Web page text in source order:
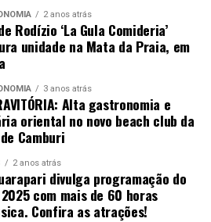
Pelissari
na CASACOR ES 2026
de agosto
(Voz e Sax) | 19h
(Voz e Violão) | 19h
Fábio Calazans (Voz e Violão) |
da CASACOR ES 2026
2 anos atrás
Rodízio ‘La Gula Comideria’
unidade na Mata da Praia, em
3 anos atrás
Alta gastronomia e
oriental no novo beach club da
Camburi
2 anos atrás
divulga programação do
com mais de 60 horas
Confira as atrações!